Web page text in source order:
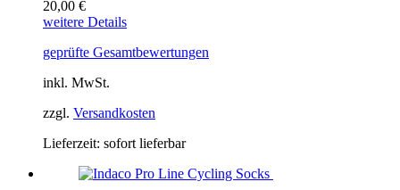
20,00 €
weitere DetailsDieses
weist
Die
können
auf
der
geprüfte Gesamtbewertungen
inkl. MwSt.
zzgl. Versandkosten
Lieferzeit: sofort lieferbar